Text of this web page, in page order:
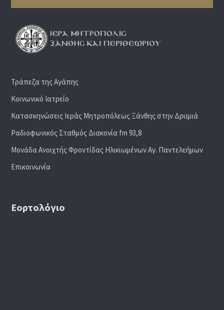
Τράπεζα της Αγάπης
Κοινωνικό Ιατρείο
Κατασκηνώσεις Ιεράς Μητροπόλεως Ξάνθης στην Δρυμιά
Ραδιoφωνικός Σταθμός Διακονία fm 93,8
Μονάδα Ανοιχτής Φροντίδας Ηλικιωμένων Αγ. Παντελεήμων
Επικοινωνία
Εορτολόγιο